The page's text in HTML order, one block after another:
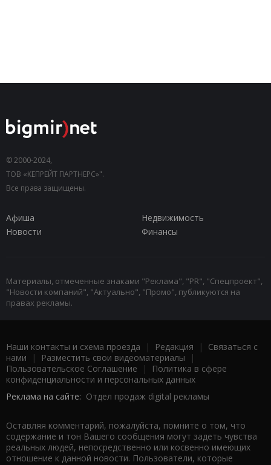
© 2000-2024,
ТОВ «КЕПРЕЙТ ПАРТНЕРС»".
Все права защищены.
Афиша
Недвижимость
Новости
Финансы
Материалы, отмеченные знаками "Реклама", "PR", "Спецпроект",
"Новости компаний", "Актуально", "Промо", публикуются на
правах рекламы.
Наши контакты и схема проезда | Редакция | Связаться с
нами | Разместить свои видеоматериалы |
Пользовательское Соглашение |
Политика в сфере
конфиденциальности и персональных данных
Реклама на сайте: Отдел продаж digital рекламы
Оставляя комментарий, пожалуйста, помните о том, что
содержание и тон Вашего сообщения могут задеть чувства
реальных людей, непосредственно или косвенно имеющих
отношение к данной новости. Пользователи, которые